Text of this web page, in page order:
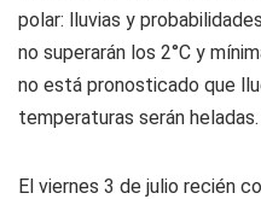
polar: lluvias y
no superarán los 2°C y
no está pronosticado que
temperaturas serán heladas.
El viernes 3 de julio recién